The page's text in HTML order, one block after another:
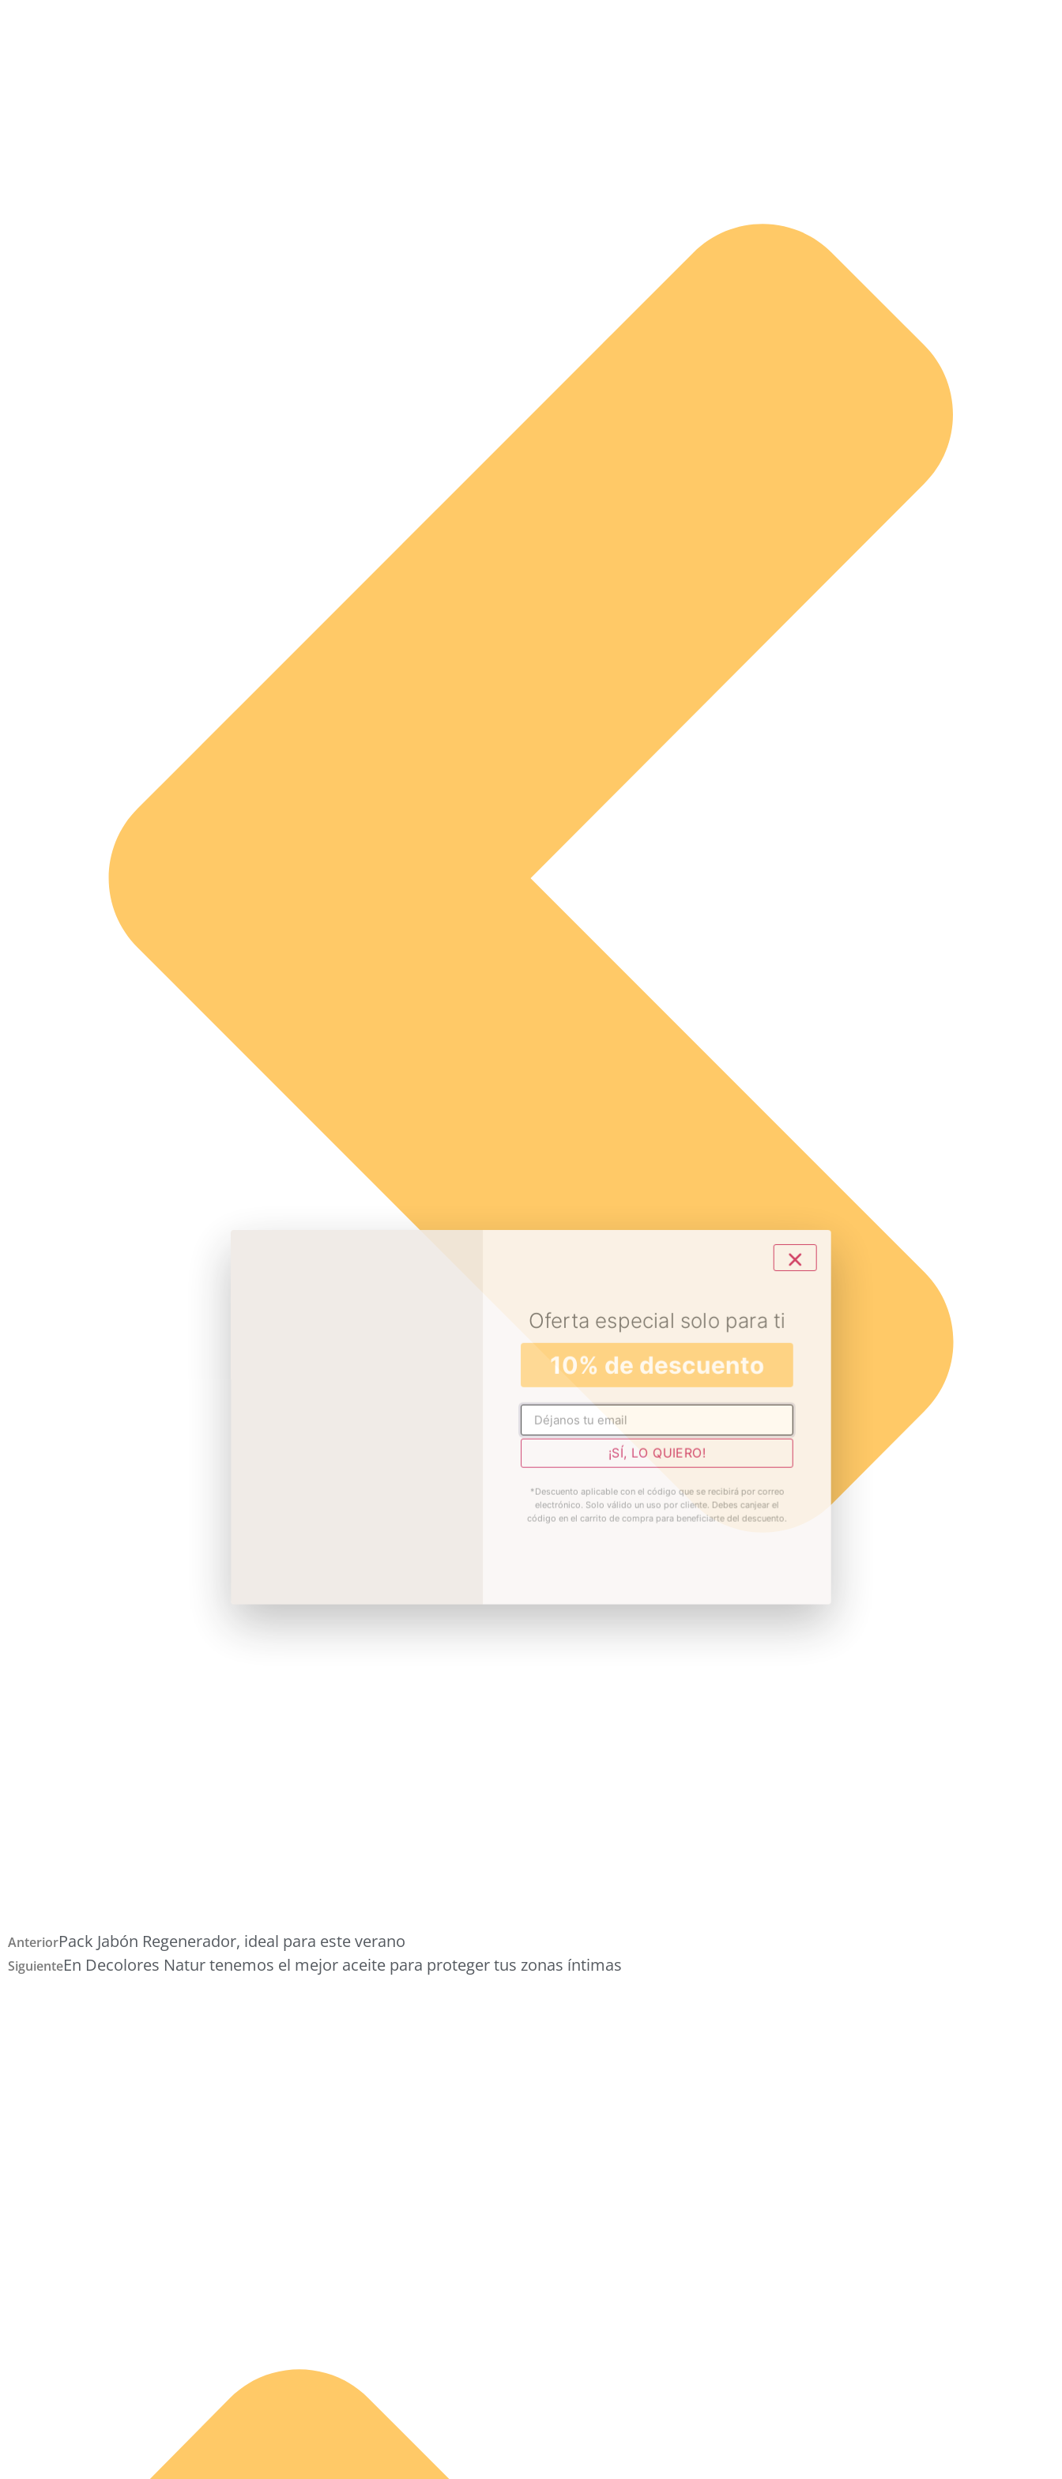
AnteriorPack Jabón Regenerador, ideal para este verano
SiguienteEn Decolores Natur tenemos el mejor aceite para proteger tus zonas íntimas
Oferta especial solo para ti
10% de descuento
No rellenar
¡SÍ, LO QUIERO!
*Descuento aplicable con el código que se recibirá por correo
electrónico. Solo válido un uso por cliente. Debes canjear el
código en el carrito de compra para beneficiarte del descuento.